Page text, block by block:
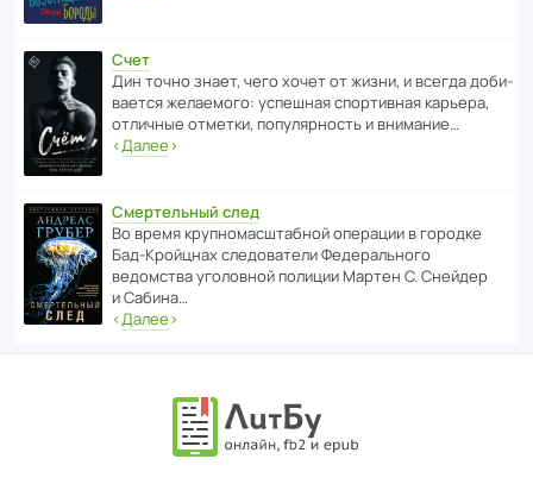
Счет
Дин точно знает, чего хочет от жизни, и всегда доби­
ва­ется жела­е­мого: успе­шная спор­ти­вная карьера,
отли­чные отметки, попу­ля­р­ность и внимание…
‹Далее›
Смертельный след
Во время круп­но­мас­ш­та­бной операции в городке
Бад‑Крой­цнах следо­ва­тели Феде­раль­ного
ведомства уголо­вной полиции Мартен С. Снейдер
и Сабина…
‹Далее›